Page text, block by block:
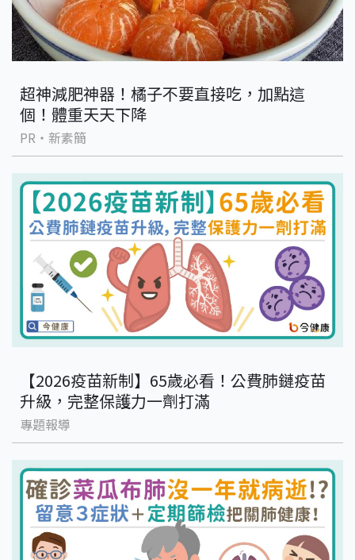
超神減肥神器！橘子不要直接吃，加點這
個！體重天天下降
PR・新素簡
【2026疫苗新制】65歲必看！公費肺鏈疫苗
升級，完整保護力一劑打滿
專題報導